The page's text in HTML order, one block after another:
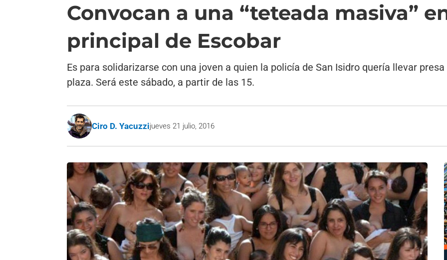
Convocan a una “teteada masiva”
principal de Escobar
Es para solidarizarse con una joven a quien la policía de San Isidro quería llevar
plaza. Será este sábado, a partir de las 15.
Ciro D. Yacuzzijueves 21 julio, 2016